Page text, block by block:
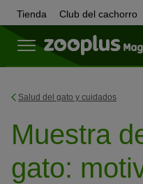
Tienda Club del cachorro
Salud del gato y cuidados
Muestra
gato: